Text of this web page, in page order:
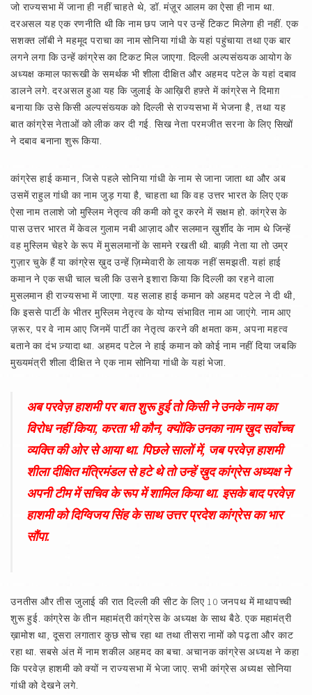
जो राज्यसभा में जाना ही नहीं चाहते थे, डॉ. मंज़ूर आलम का ऐसा ही नाम था.
दरअसल यह एक रणनीति थी कि नाम छप जाने पर उन्हें टिकट मिलेगा ही नहीं. एक
सशक्त लॉबी ने महमूद पराचा का नाम सोनिया गांधी के यहां पहुंचाया तथा एक बार
लगने लगा कि उन्हें कांग्रेस का टिकट मिल जाएगा. दिल्ली अल्पसंख्यक आयोग के
अध्यक्ष कमाल फारूखी के समर्थक भी शीला दीक्षित और अहमद पटेल के यहां दबाव
डालने लगे. दरअसल हुआ यह कि जुलाई के आख़िरी हफ़्ते में कांग्रेस ने दिमाग़
बनाया कि उसे किसी अल्पसंख्यक को दिल्ली से राज्यसभा में भेजना है, तथा यह
बात कांग्रेस नेताओं को लीक कर दी गई. सिख नेता परमजीत सरना के लिए सिखों
ने दबाव बनाना शुरू किया.
कांग्रेस हाई कमान, जिसे पहले सोनिया गांधी के नाम से जाना जाता था और अब
उसमें राहुल गांधी का नाम जुड़ गया है, चाहता था कि वह उत्तर भारत के लिए एक
ऐसा नाम तलाशे जो मुस्लिम नेतृत्व की कमी को दूर करने में सक्षम हो. कांग्रेस के
पास उत्तर भारत में केवल गुलाम नबी आज़ाद और सलमान ख़ुर्शीद के नाम थे जिन्हें
वह मुस्लिम चेहरे के रूप में मुसलमानों के सामने रखती थी. बाक़ी नेता या तो उम्र
गुज़ार चुके हैं या कांग्रेस ख़ुद उन्हें ज़िम्मेवारी के लायक नहीं समझती. यहां हाई
कमान ने एक सधी चाल चली कि उसने इशारा किया कि दिल्ली का रहने वाला
मुसलमान ही राज्यसभा में जाएगा. यह सलाह हाई कमान को अहमद पटेल ने दी थी,
कि इससे पार्टी के भीतर मुस्लिम नेतृत्व के योग्य संभावित नाम आ जाएंगे. नाम आए
ज़रूर, पर वे नाम आए जिनमें पार्टी का नेतृत्व करने की क्षमता कम, अपना महत्व
बताने का दंभ ज़्यादा था. अहमद पटेल ने हाई कमान को कोई नाम नहीं दिया जबकि
मुख्यमंत्री शीला दीक्षित ने एक नाम सोनिया गांधी के यहां भेजा.
अब परवेज़ हाशमी पर बात शुरू हुई तो किसी ने उनके नाम का
विरोध नहीं किया, करता भी कौन, क्योंकि उनका नाम ख़ुद सर्वोच्च
व्यक्ति की ओर से आया था. पिछले सालों में, जब परवेज़ हाशमी
शीला दीक्षित मंत्रिमंडल से हटे थे तो उन्हें ख़ुद कांग्रेस अध्यक्ष ने
अपनी टीम में सचिव के रूप में शामिल किया था. इसके बाद परवेज़
हाशमी को दिग्विजय सिंह के साथ उत्तर प्रदेश कांग्रेस का भार
सौंपा.
उनतीस और तीस जुलाई की रात दिल्ली की सीट के लिए 10 जनपथ में माथापच्ची
शुरू हुई. कांग्रेस के तीन महामंत्री कांग्रेस के अध्यक्ष के साथ बैठे. एक महामंत्री
ख़ामोश था, दूसरा लगातार कुछ सोच रहा था तथा तीसरा नामों को पढ़ता और काट
रहा था. सबसे अंत में नाम शकील अहमद का बचा. अचानक कांग्रेस अध्यक्ष ने कहा
कि परवेज़ हाशमी को क्यों न राज्यसभा में भेजा जाए. सभी कांग्रेस अध्यक्ष सोनिया
गांधी को देखने लगे.